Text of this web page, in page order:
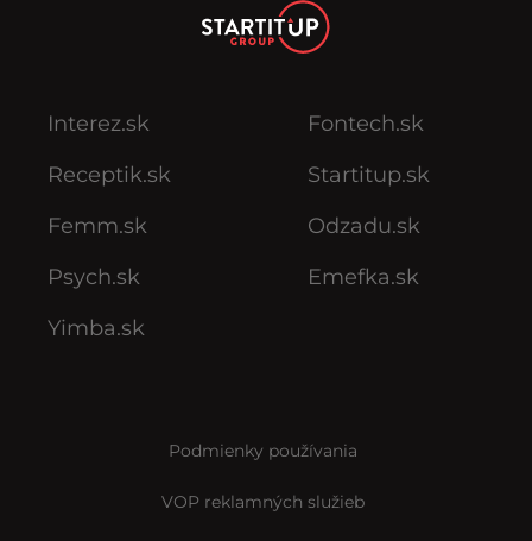
Interez.sk
Receptik.sk
Femm.sk
Psych.sk
Yimba.sk
Fontech.sk
Startitup.sk
Odzadu.sk
Emefka.sk
Podmienky používania
VOP reklamných služieb